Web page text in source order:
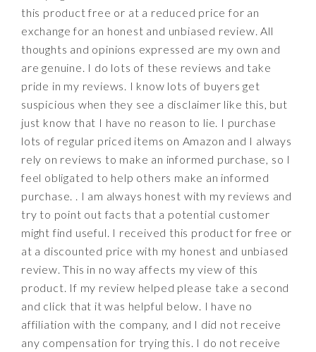
this product free or at a reduced price for an
exchange for an honest and unbiased review. All
thoughts and opinions expressed are my own and
are genuine. I do lots of these reviews and take
pride in my reviews. I know lots of buyers get
suspicious when they see a disclaimer like this, but
just know that I have no reason to lie. I purchase
lots of regular priced items on Amazon and I always
rely on reviews to make an informed purchase, so I
feel obligated to help others make an informed
purchase. . I am always honest with my reviews and
try to point out facts that a potential customer
might find useful. I received this product for free or
at a discounted price with my honest and unbiased
review. This in no way affects my view of this
product. If my review helped please take a second
and click that it was helpful below. I have no
affiliation with the company, and I did not receive
any compensation for trying this. I do not receive